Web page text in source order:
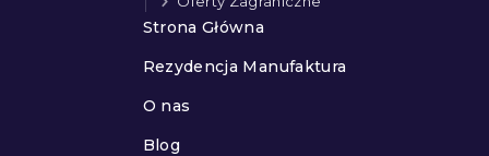
Strona Główna
Rezydencja Manufaktura
O nas
Blog